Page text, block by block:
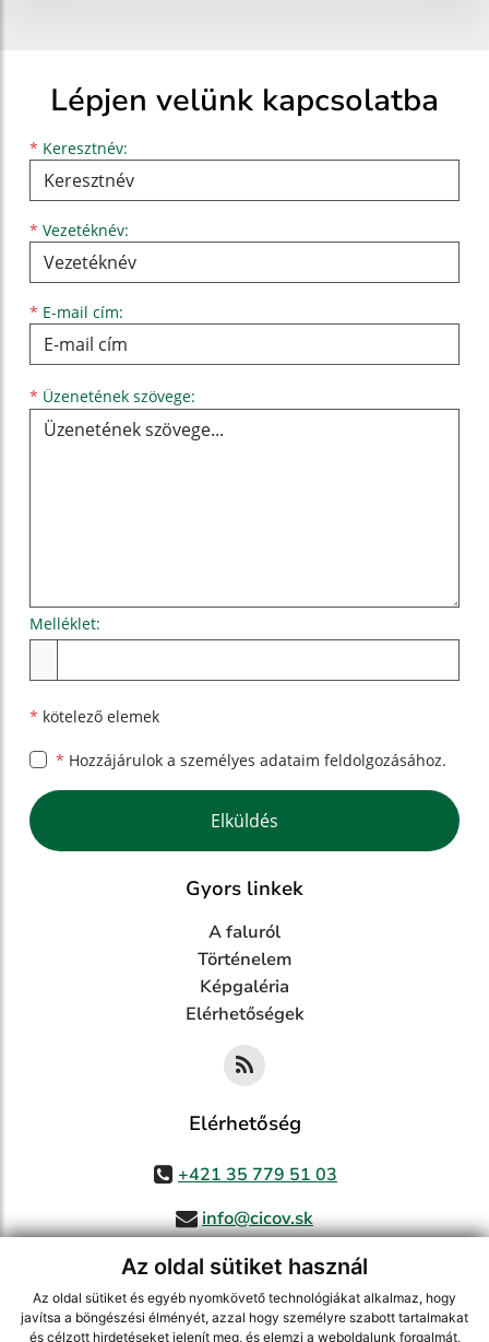
Az oldal sütiket használ
Az oldal sütiket és egyéb nyomkövető technológiákat alkalmaz, hogy
javítsa a böngészési élményét, azzal hogy személyre szabott tartalmakat
és célzott hirdetéseket jelenít meg, és elemzi a weboldalunk forgalmát,
Lépjen velünk kapcsolatba
* Keresztnév:
Keresztnév
* Vezetéknév:
Vezetéknév
* E-mail cím:
E-mail cím
* Üzenetének szövege:
Melléklet:
* kötelező elemek
* Hozzájárulok a személyes adataim feldolgozásához.
Google reCaptcha Response
Elküldés
Gyors linkek
A faluról
Történelem
Képgaléria
Elérhetőségek
Elérhetőség
+421 35 779 51 03
info@cicov.sk
használja ki a legfrissebb információk követését az RSS funkcióval,